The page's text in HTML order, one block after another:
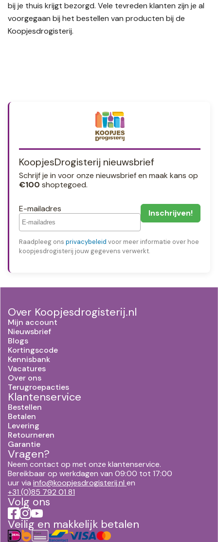
bij je thuis krijgt bezorgd. Vele tevreden klanten zijn je al
voorgegaan bij het bestellen van producten bij de
Koopjesdrogisterij.
KoopjesDrogisterij nieuwsbrief
Schrijf je in voor onze nieuwsbrief en maak kans op
€100 shoptegoed.
E-mailadres
Raadpleeg ons privacybeleid voor meer informatie over hoe
koopjesdrogisterij jouw gegevens verwerkt.
Over Koopjesdrogisterij.nl
Mijn account
Nieuwsbrief
Blogs
Kortingscode
Kennisbank
Vacatures
Over ons
Terugroepacties
Klantenservice
Bestellen
Betalen
Levering
Retourneren
Garantie
Vragen?
Neem contact op met onze klantenservice.
Bereikbaar op werkdagen van 09:00 tot 17:00
uur via info@koopjesdrogisterij.nl en
+31 (0)85 792 01 81
Volg ons
Veilig en makkelijk betalen